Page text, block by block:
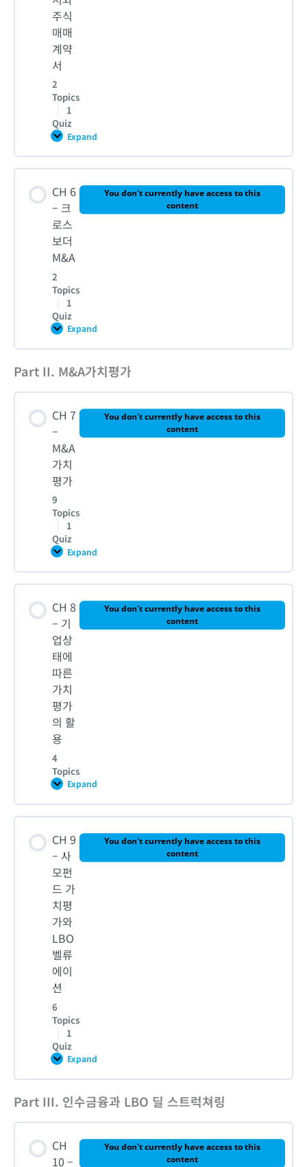
4. [실습] 타깃기업 인수절차 예측
CH 3 – 퀴즈
1-1. M&A실사 절차와 방법
1-2. M&A실사 절차와 방법
2. 디즈니의 마블 3단계 실사
CH 4 – 퀴즈
주식
매매
계약
서
2
Topics
1
Quiz
Expand
CH
–
양
각
와
0% COMPLETE
1. MOU와 SPA
2. 디즈니와 마블의 합병계약서
CH 6
– 크
로스
보더
M&A
2
Topics
1
Quiz
You don't currently have access to this
content
Expand
CH
–
로
보
M&A
Lesson Content
0% COMPLETE 0/2 Steps
1. SK하이닉스의 인텔 낸드사업부 인수 사례분석
2. SK의 Cross-border M&A
CH 6 – 퀴즈
Part II. M&A가치평가
CH 7
–
M&A
가치
평가
9
Topics
1
Quiz
You don't currently have access to this
content
Expand
CH
–
M&A
치
가
Lesson Content
0% COMPLETE
1. M&A 가치평가 방법론
2-1. EV/EBITDA배수의 활용
2-2. EV/EBITDA배수의 활용
3. 디즈니의 마블 인수가격 평가
4. DCF 모델의 활용
5-1. [실습] DCF를 활용한 타깃기업 인수가격 평가 (기업가
치평가 강의 1. 재무제표 분해와 분석)
5-2. [실습] DCF를 활용한 타깃기업 인수가격 평가 (기업가
치평가 강의 2. WACC 구하기)
5-3. [실습] DCF를 활용한 타깃기업 인수가격 평가 (기업가
치평가 강의 3. 매출액 추정과 손익계산서 추정)
5-4. [실습] DCF를 활용한 타깃기업 인수가격 평가 (기업가
치평가 4. FCF 모델링)
CH 7 – 퀴즈
CH 8
– 기
업상
태에
따른
가치
평가
의 활
용
4
Topics
You don't currently have access to this
content
Expand
CH
–
기
상
에
0% COMPLETE
1. 벤처기업 평가와 지분율 계산: 영국 AI 사이버 보안
Darktrace
2. 성장기업 평가: 미국 게임사 징가
3. 성숙기업 평가: 영국 글로벌 제약사 아스트라제네카
4. 적자회사 평가: 미국 보잉사
CH 9
– 사
모펀
드 가
치평
가와
LBO
벨류
에이
션
6
Topics
1
Quiz
You don't currently have access to this
content
Expand
CH
–
모
드
치
Lesson Content
0% COMPLETE 0/6 Steps
Part III. 인수금융과 LBO 딜 스트럭쳐링
CH
10 –
You don't currently have access to this
content